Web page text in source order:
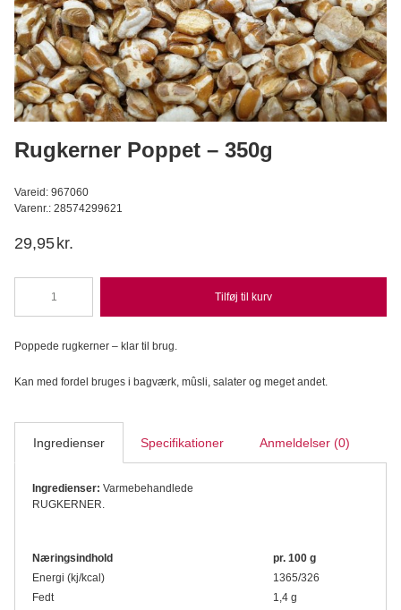
Lakrids Pulver
Konditorens
29,95DKK
Læg i kurv
Rugkerner Poppet – 350g
Vareid: 967060
Varenr.: 28574299621
29,95 kr.
Rugkerner
Poppet
350g
Tilføj til kurv
Poppede rugkerner – klar til brug.
Kan med fordel bruges i bagværk, mûsli, salater og meget andet.
Ingredienser Specifikationer Anmeldelser (0)
Ingredienser: Varmebehandlede
RUGKERNER.
Næringsindhold
pr. 100 g
Energi (kj/kcal)
1365/326
Fedt
1,4 g